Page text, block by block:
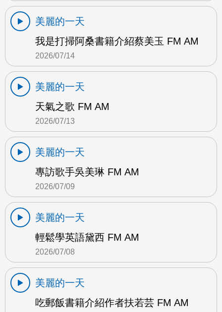
美麗的一天
我是打掃阿桑書籍介紹蔡美玉 FM AM
2026/07/14
美麗的一天
天氣之歌 FM AM
2026/07/13
美麗的一天
專訪歌手吳美琳 FM AM
2026/07/09
美麗的一天
輕鬆學英語黛西 FM AM
2026/07/08
美麗的一天
吃郵飯書籍介紹作者扶若芸 FM AM